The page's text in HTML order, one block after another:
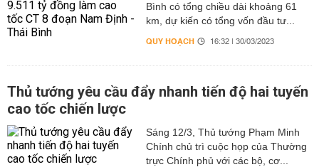
Bình có tổng chiều dài khoảng 61
km, dự kiến có tổng vốn đầu tư...
QUY HOẠCH 16:32 | 30/03/2023
Thủ tướng yêu cầu đẩy nhanh tiến độ hai tuyến
cao tốc chiến lược
Sáng 12/3, Thủ tướng Phạm Minh
Chính chủ trì cuộc họp của Thường
trực Chính phủ với các bộ, cơ...